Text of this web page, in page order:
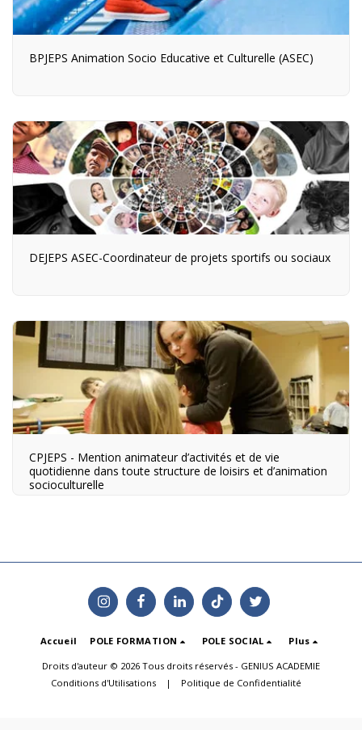
BPJEPS Animation Socio Educative et Culturelle (ASEC)
DEJEPS ASEC-Coordinateur de projets sportifs ou sociaux
CPJEPS - Mention animateur d’activités et de vie
quotidienne dans toute structure de loisirs et d’animation
socioculturelle
Accueil POLE FORMATION POLE SOCIAL Plus
Droits d'auteur © 2026 Tous droits réservés - GENIUS ACADEMIE
Conditions d'Utilisations | Politique de Confidentialité